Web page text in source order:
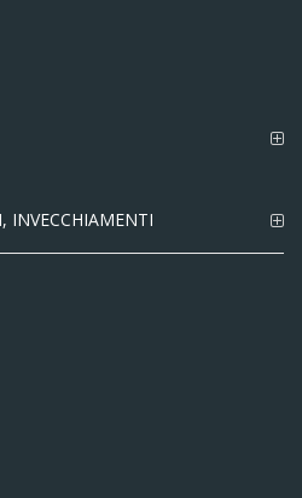
INVECCHIAMENTI